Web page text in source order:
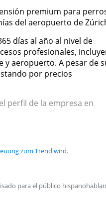
premium para
del aeropuerto de
días al año al nivel de
profesionales,
y aeropuerto. A pesar de
por precios
perfil de la empresa en
zum Trend wird.
para el público